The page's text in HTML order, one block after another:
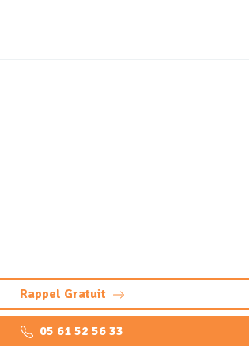
Rappel Gratuit
05 61 52 56 33